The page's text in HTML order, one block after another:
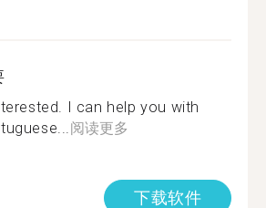
I can help you with
阅读更多
下载软件